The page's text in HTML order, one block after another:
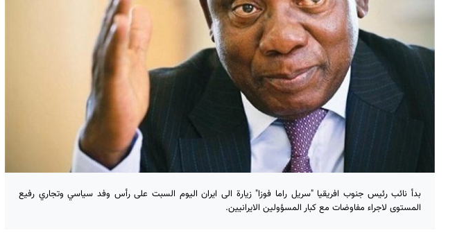
بدأ نائب رئيس جنوب افريقيا "سريل راما فوزا" زيارة الى ايران اليوم السبت على رأس وفد سياسي وتجاري رفيع
المستوى لاجراء مفاوضات مع كبار المسؤولين الايرانيين.